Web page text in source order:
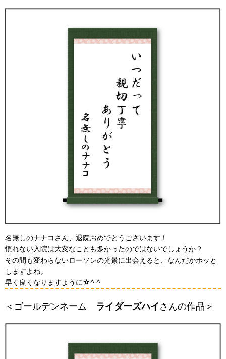
名無しのナナコさん、退院おめでとうございます！
慣れない入院は大変なことも多かったのではないでしょうか？
その間も変わらないローソンの光景に出会えると、なんだかホッと
しますよね。
早く良くなりますように☆^ ^
＜ゴールデンネーム ライダーズハイさんの作品＞